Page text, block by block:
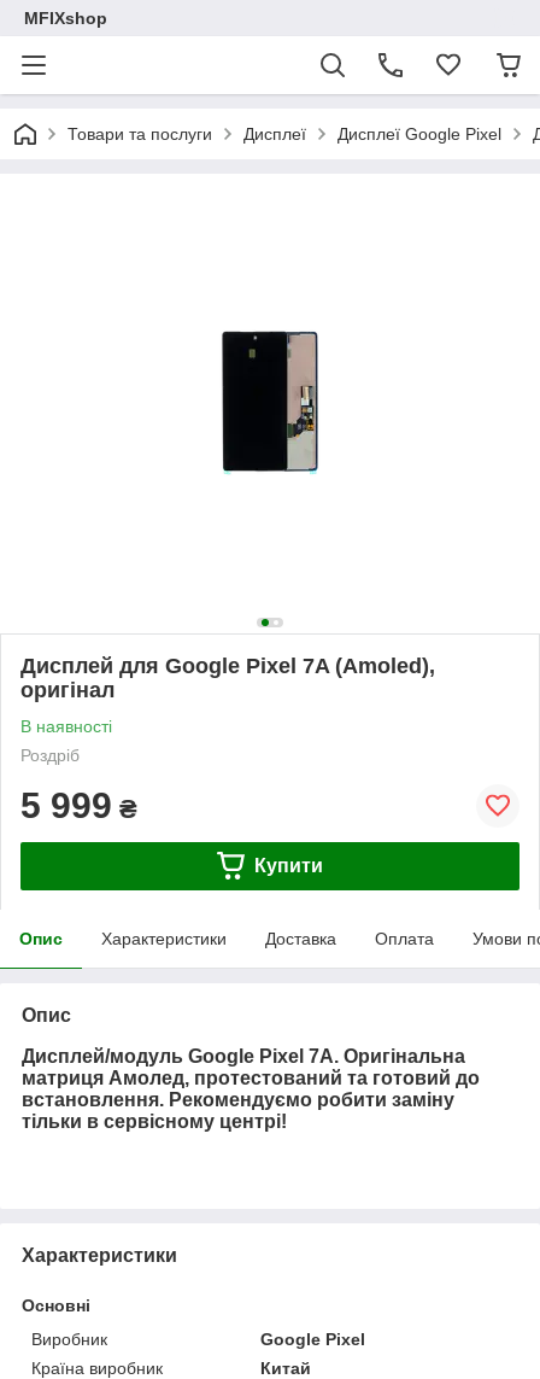
MFIXshop
Товари та послуги Дисплеї Дисплеї Google Pixel
Дисплей для Google Pixel 7A (Amoled),
оригінал
В наявності
Роздріб
5 999 ₴
Купити
Опис Характеристики Доставка Оплата Умови
Опис
Дисплей/модуль Google Pixel 7A. Оригінальна
матриця Амолед, протестований та готовий до
встановлення. Рекомендуємо робити заміну
тільки в сервісному центрі!
Характеристики
Основні
Виробник
Google Pixel
Країна виробник
Китай